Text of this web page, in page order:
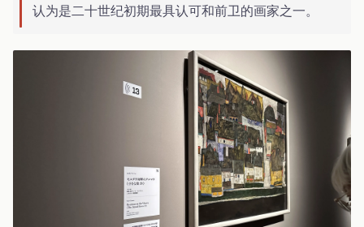
认为是二十世纪初期最具认可和前卫的画家之一。